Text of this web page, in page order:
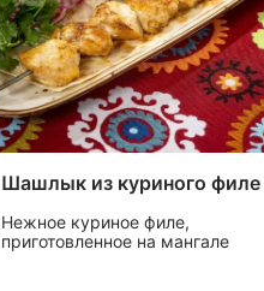
Шашлык из куриного филе
Нежное куриное филе,
приготовленное на мангале